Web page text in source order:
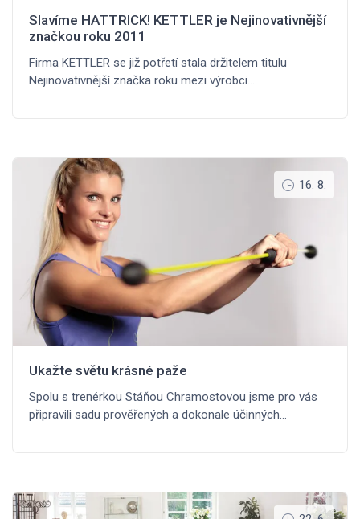
Slavíme HATTRICK! KETTLER je Nejinovativnější
značkou roku 2011
Firma KETTLER se již potřetí stala držitelem titulu
Nejinovativnější značka roku mezi výrobci…
16. 8.
Ukažte světu krásné paže
Spolu s trenérkou Stáňou Chramostovou jsme pro vás
připravili sadu prověřených a dokonale účinných…